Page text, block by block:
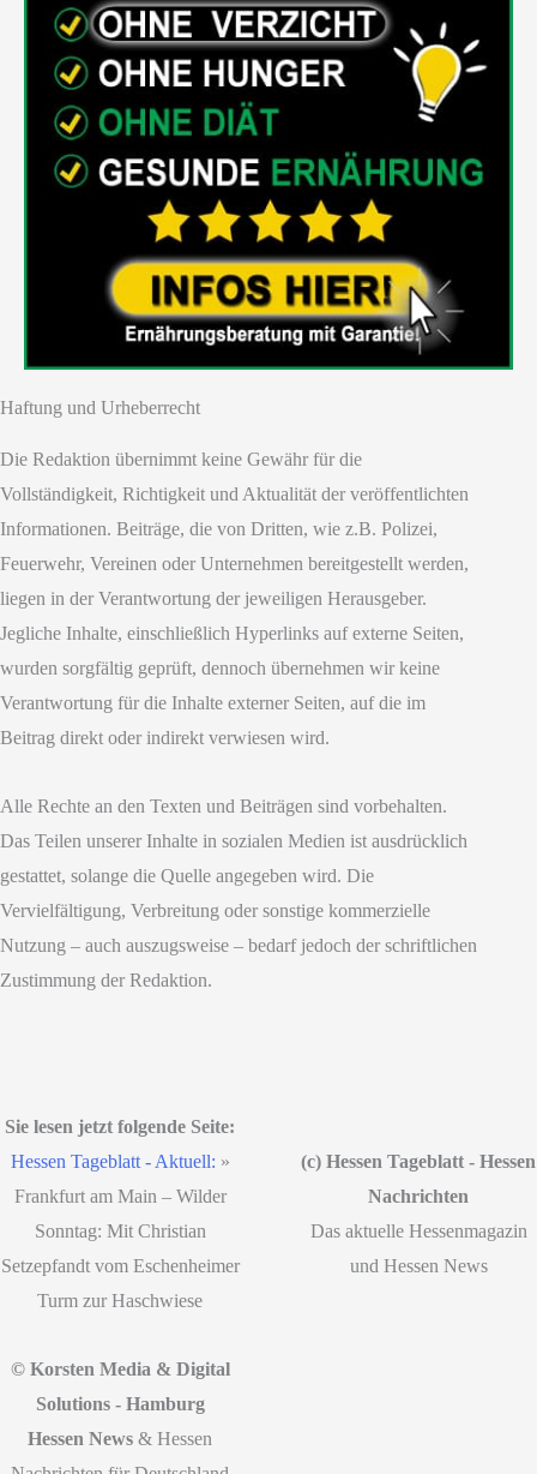
Haftung und Urheberrecht
Die Redaktion übernimmt keine Gewähr für die
Vollständigkeit, Richtigkeit und Aktualität der veröffentlichten
Informationen. Beiträge, die von Dritten, wie z.B. Polizei,
Feuerwehr, Vereinen oder Unternehmen bereitgestellt werden,
liegen in der Verantwortung der jeweiligen Herausgeber.
Jegliche Inhalte, einschließlich Hyperlinks auf externe Seiten,
wurden sorgfältig geprüft, dennoch übernehmen wir keine
Verantwortung für die Inhalte externer Seiten, auf die im
Beitrag direkt oder indirekt verwiesen wird.
Alle Rechte an den Texten und Beiträgen sind vorbehalten.
Das Teilen unserer Inhalte in sozialen Medien ist ausdrücklich
gestattet, solange die Quelle angegeben wird. Die
Vervielfältigung, Verbreitung oder sonstige kommerzielle
Nutzung – auch auszugsweise – bedarf jedoch der schriftlichen
Zustimmung der Redaktion.
Sie lesen jetzt folgende Seite:
Hessen Tageblatt - Aktuell: »
Frankfurt am Main – Wilder
Sonntag: Mit Christian
Setzepfandt vom Eschenheimer
Turm zur Haschwiese
(c) Hessen Tageblatt - Hessen
Nachrichten
Das aktuelle Hessenmagazin
und Hessen News
© Korsten Media & Digital
Solutions - Hamburg
Hessen News & Hessen